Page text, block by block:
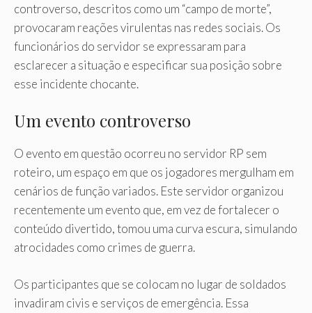
controverso, descritos como um “campo de morte”,
provocaram reações virulentas nas redes sociais. Os
funcionários do servidor se expressaram para
esclarecer a situação e especificar sua posição sobre
esse incidente chocante.
Um evento controverso
O evento em questão ocorreu no servidor RP sem
roteiro, um espaço em que os jogadores mergulham em
cenários de função variados. Este servidor organizou
recentemente um evento que, em vez de fortalecer o
conteúdo divertido, tomou uma curva escura, simulando
atrocidades como crimes de guerra.
Os participantes que se colocam no lugar de soldados
invadiram civis e serviços de emergência. Essa